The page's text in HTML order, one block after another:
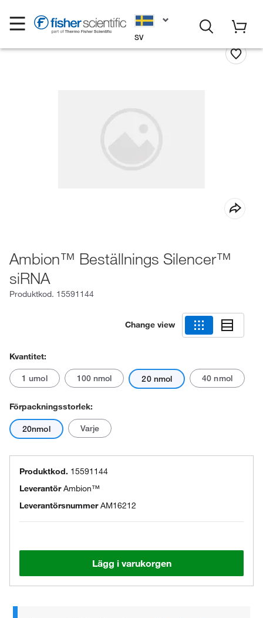
SV
Ambion™ Beställnings Silencer™
siRNA
Produktkod. 15591144
Change view
Kvantitet:
1 umol 100 nmol 20 nmol 40 nmol
Förpackningsstorlek:
20nmol Varje
Produktkod. 15591144
LeverantörAmbion™
Leverantörsnummer AM16212
Lägg i varukorgen